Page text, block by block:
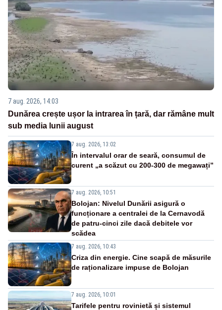
7 aug. 2026, 14:03
Dunărea crește ușor la intrarea în țară, dar rămâne mult
sub media lunii august
7 aug. 2026, 13:02
În intervalul orar de seară, consumul de
curent „a scăzut cu 200-300 de megawați”
7 aug. 2026, 10:51
Bolojan: Nivelul Dunării asigură o
funcționare a centralei de la Cernavodă
de patru-cinci zile dacă debitele vor
scădea
7 aug. 2026, 10:43
Criza din energie. Cine scapă de măsurile
de raționalizare impuse de Bolojan
7 aug. 2026, 10:01
Tarifele pentru rovinietă și sistemul